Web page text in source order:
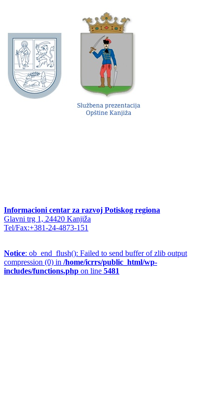
Informacioni centar za razvoj Potiskog regiona
Glavni trg 1, 24420 Kanjiža
Tel/Fax:+381-24-4873-151
Notice: ob_end_flush(): Failed to send buffer of zlib output
compression (0) in /home/icrrs/public_html/wp-
includes/functions.php on line 5481